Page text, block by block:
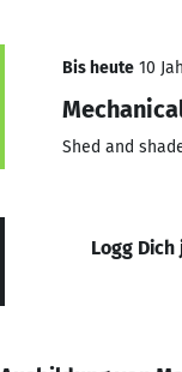
Bis heute 10
Shed and
Logg